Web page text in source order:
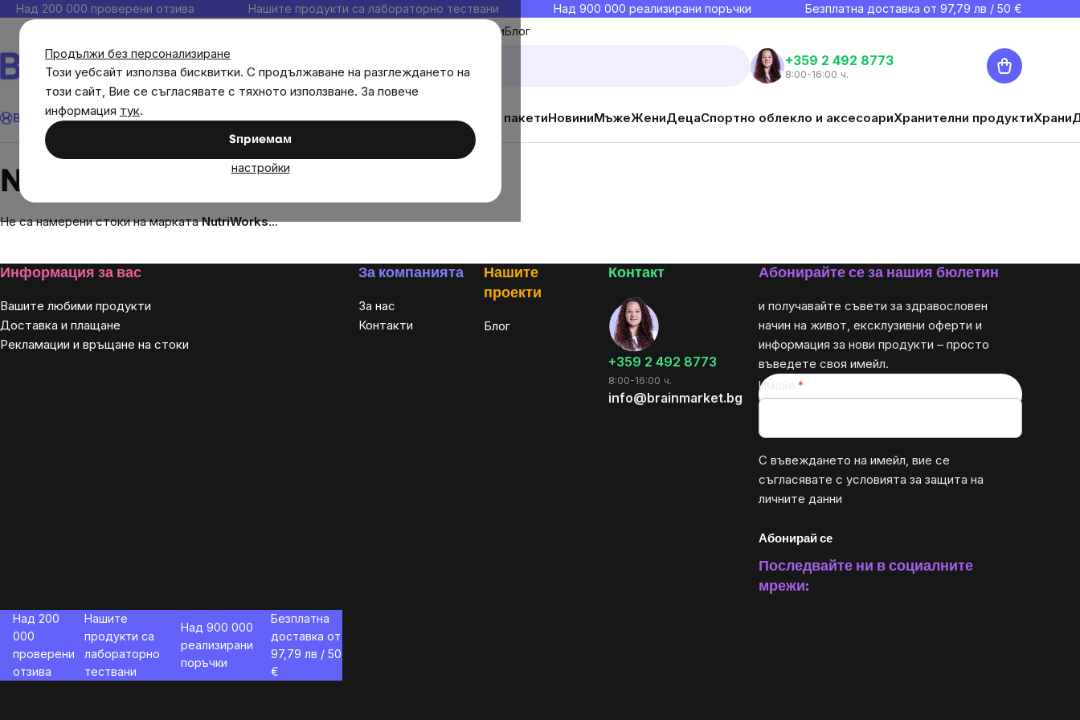
Продължи без персонализиране
Този уебсайт използва бисквитки. С продължаване на разглеждането на
този сайт, Вие се съгласявате с тяхното използване. За повече
информация тук.
Sпpиeмaм
настройки
Прескочи
към
съдържанието
Над 200 000 проверени отзива Нашите продукти са лабораторно тествани Над 900 000 реализирани поръчки Безплатна доставка от 97,79 лв / 50 €
Моите любимиБлог
+359 2 492 8773
8:00-16:00 ч.
Количка
Brainmax Имунитет Акции💪 WomenPowerЦелиДиетични добавкиИзгодни пакетиНовиниМъжеЖениДецаСпортно облекло и аксесоариХранителни продуктиХрани
NutriWorks
Не са намерени стоки на маркатаNutriWorks...
Footer
Информация за вас
Вашите любими продукти
Доставка и плащане
Рекламации и връщане на стоки
За компанията
За нас
Контакти
Нашите
проекти
Блог
Контакт
+359 2 492 8773
8:00-16:00 ч.
info@brainmarket.bg
Абонирайте се за нашия бюлетин
и получавайте съвети за здравословен
начин на живот, ексклузивни оферти и
информация за нови продукти – просто
въведете своя имейл.
Имейл
С въвеждането на имейл, вие се
съгласявате с условията за защита на
личните данни
Абонирай се
Последвайте ни в социалните
мрежи:
Над 200
000
проверени
отзива
Нашите
продукти са
лабораторно
тествани
Над 900 000
реализирани
поръчки
Безплатна
доставка от
97,79 лв / 50
€